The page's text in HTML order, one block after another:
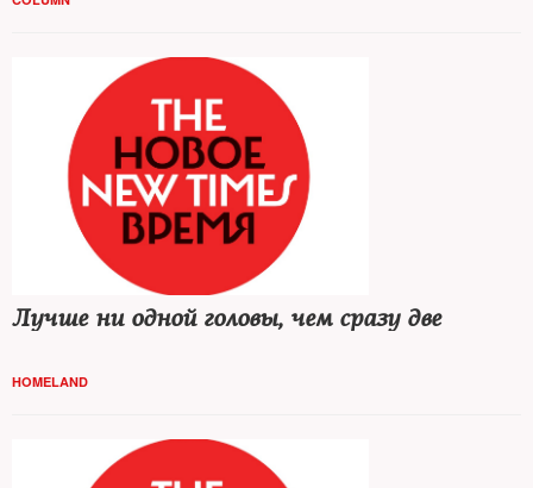
Лучше ни одной головы, чем сразу две
HOMELAND